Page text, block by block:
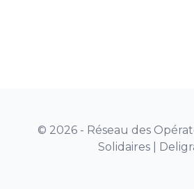
© 2026 - Réseau des
Solidaires |